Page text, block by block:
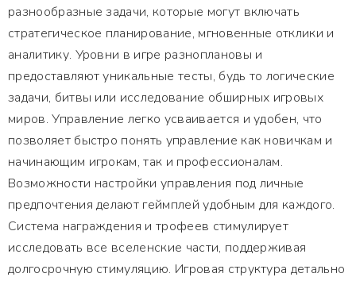
разнообразные задачи, которые могут включать
стратегическое планирование, мгновенные отклики и
аналитику. Уровни в игре разноплановы и
предоставляют уникальные тесты, будь то логические
задачи, битвы или исследование обширных игровых
миров. Управление легко усваивается и удобен, что
позволяет быстро понять управление как новичкам и
начинающим игрокам, так и профессионалам.
Возможности настройки управления под личные
предпочтения делают геймплей удобным для каждого.
Система награждения и трофеев стимулирует
исследовать все вселенские части, поддерживая
долгосрочную стимуляцию. Игровая структура детально